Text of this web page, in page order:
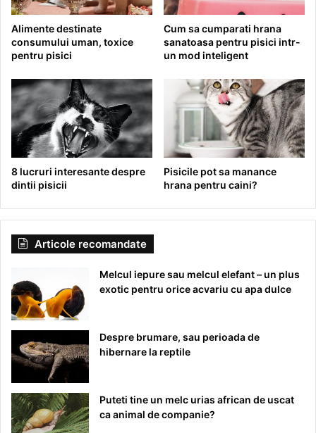
Alimente destinate
consumului uman, toxice
pentru pisici
Cum sa cumparati hrana
sanatoasa pentru pisici intr-
un mod inteligent
8 lucruri interesante despre
dintii pisicii
Pisicile pot sa manance
hrana pentru caini?
Articole recomandate
Melcul iepure sau melcul elefant – un plus
exotic pentru orice acvariu cu apa dulce
Despre brumare, sau perioada de
hibernare la reptile
Puteti tine un melc urias african de uscat
ca animal de companie?